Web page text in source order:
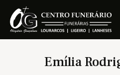
Emília